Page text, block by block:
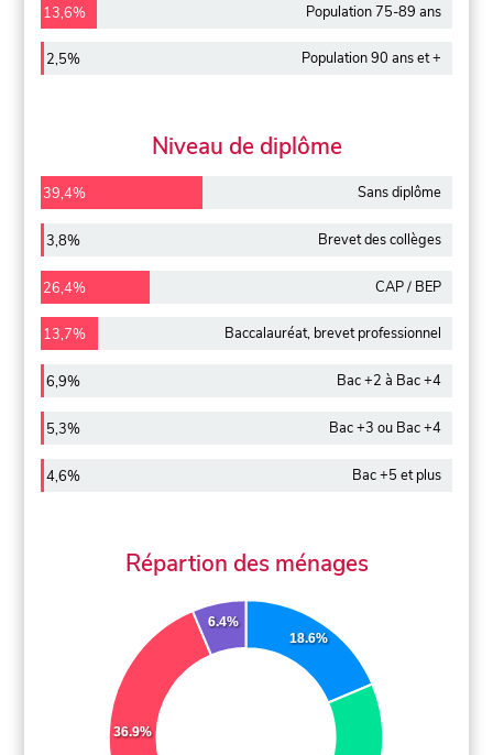
13,6% Population 75-89 ans
2,5% Population 90 ans et +
Niveau de diplôme
39,4% Sans diplôme
3,8% Brevet des collèges
26,4% CAP / BEP
13,7% Baccalauréat, brevet professionnel
6,9% Bac +2 à Bac +4
5,3% Bac +3 ou Bac +4
4,6% Bac +5 et plus
Répartion des ménages
18.6%
36.9%
6.4%